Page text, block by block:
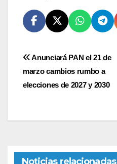
Navegación
de
Anunciará PAN el 21 de
marzo cambios rumbo a
elecciones de 2027 y 2030
Noticias relacionadas